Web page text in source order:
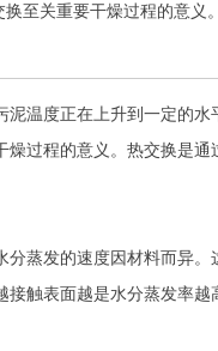
至关重要干燥过程的意义
温度正在上升到一定的水
过程的意义。热交换是
蒸发的速度因材料而异。
触表面越是水分蒸发率越